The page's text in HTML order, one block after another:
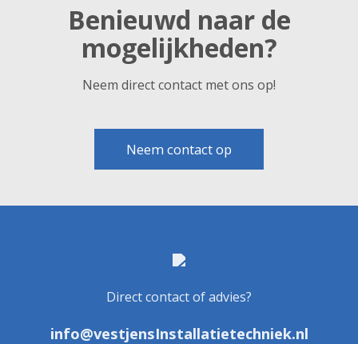
Benieuwd naar de
mogelijkheden?
Neem direct contact met ons op!
Neem contact op
Direct contact of advies?
info@vestjensInstallatietechniek.nl